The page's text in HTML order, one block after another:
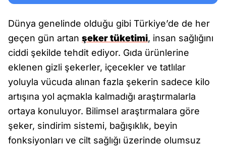
Dünya genelinde olduğu gibi Türkiye’de de her
geçen gün artan şeker tüketimi, insan sağlığını
ciddi şekilde tehdit ediyor. Gıda ürünlerine
eklenen gizli şekerler, içecekler ve tatlılar
yoluyla vücuda alınan fazla şekerin sadece kilo
artışına yol açmakla kalmadığı araştırmalarla
ortaya konuluyor. Bilimsel araştırmalara göre
şeker, sindirim sistemi, bağışıklık, beyin
fonksiyonları ve cilt sağlığı üzerinde olumsuz